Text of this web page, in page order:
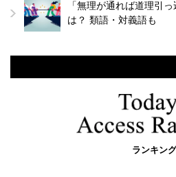
「無理が通れば道理引
は？ 類語・対義語も
ランキング